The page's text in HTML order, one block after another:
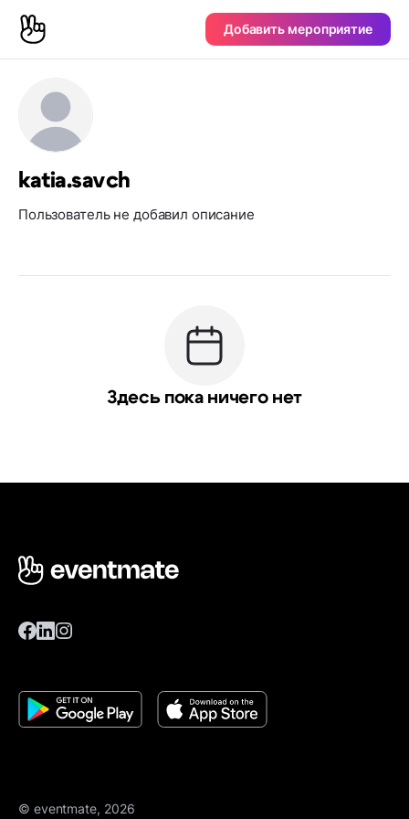
Добавить мероприятие
katia.savch
Пользователь не добавил описание
Здесь пока ничего нет
© eventmate, 2026